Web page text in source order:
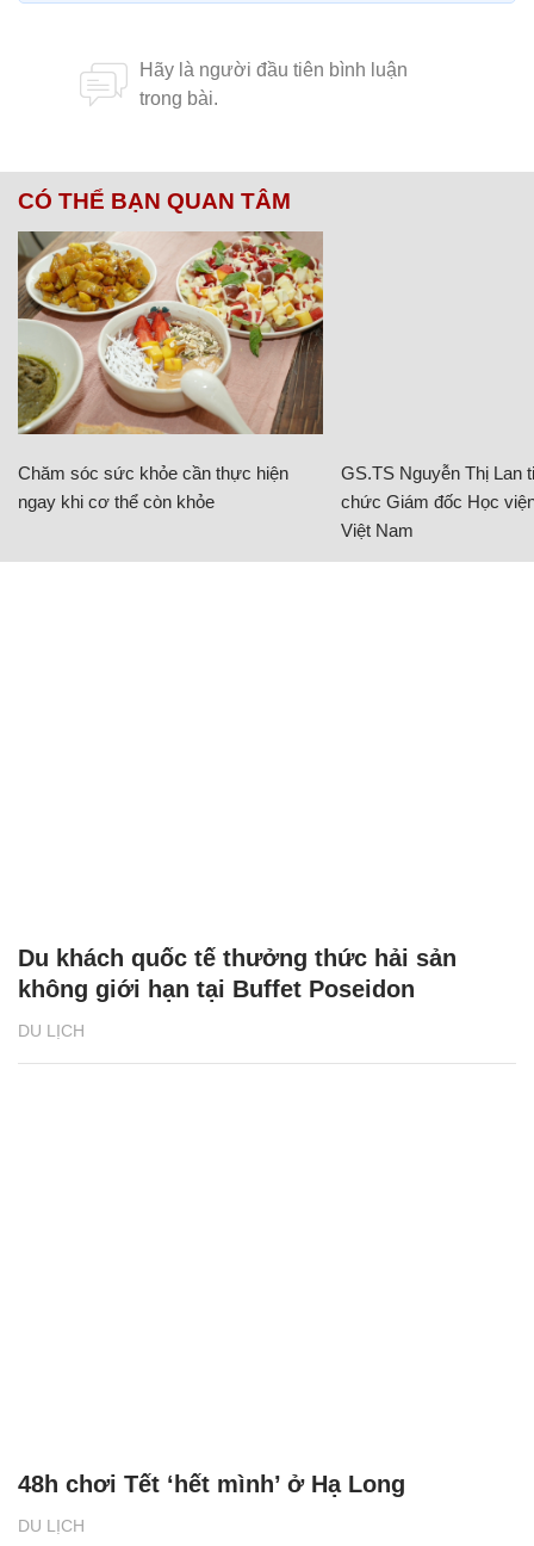
CÓ THỂ BẠN QUAN TÂM
Chăm sóc sức khỏe cần thực hiện
ngay khi cơ thể còn khỏe
GS.TS Nguyễn Thị Lan
chức Giám đốc Học
Việt Nam
DU LỊCH
Du khách quốc tế thưởng thức hải sản
không giới hạn tại Buffet Poseidon
DU LỊCH
48h chơi Tết ‘hết mình’ ở Hạ Long